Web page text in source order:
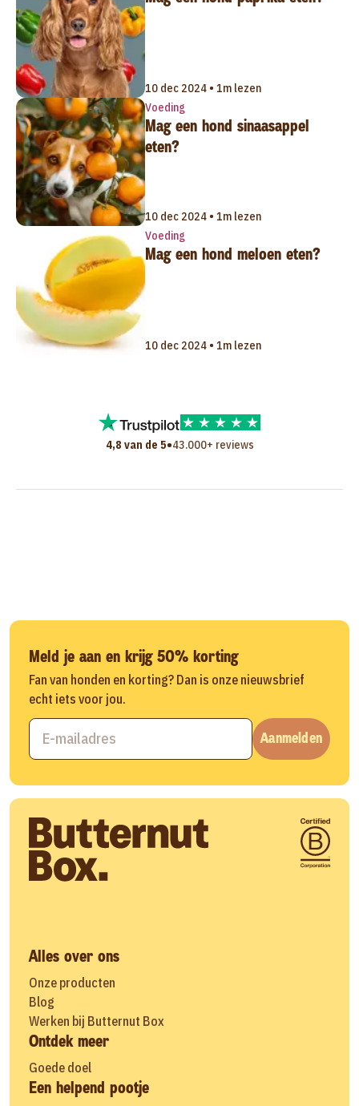
10 dec 2024 • 1m lezen
Voeding
Mag een hond sinaasappel
eten?
10 dec 2024 • 1m lezen
Voeding
Mag een hond meloen eten?
10 dec 2024 • 1m lezen
4,8 van de 5•43.000+ reviews
Meld je aan en krijg 50% korting
Fan van honden en korting? Dan is onze nieuwsbrief
echt iets voor jou.
Aanmelden
Alles over ons
Onze producten
Blog
Werken bij Butternut Box
Ontdek meer
Goede doel
Een helpend pootje